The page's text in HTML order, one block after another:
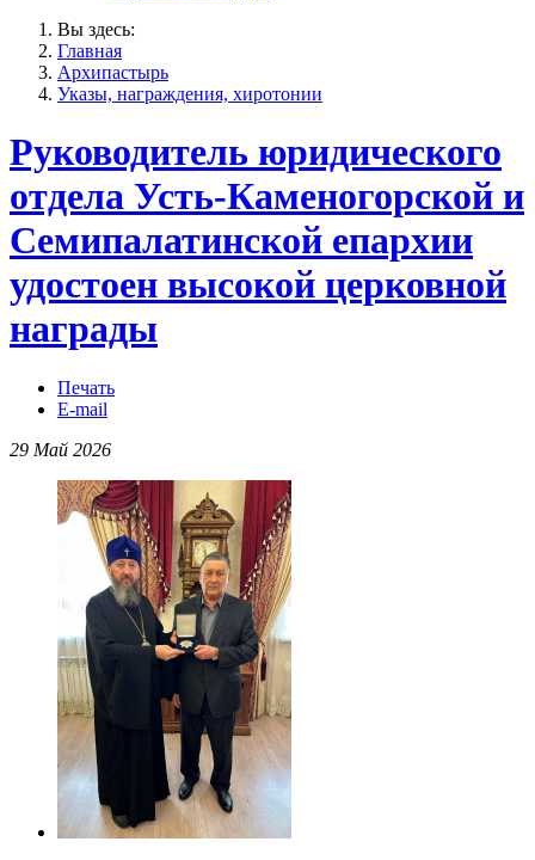
Вы здесь:
Главная
Архипастырь
Указы, награждения, хиротонии
Руководитель юридического
отдела Усть-Каменогорской и
Семипалатинской епархии
удостоен высокой церковной
награды
Печать
E-mail
29 Май 2026